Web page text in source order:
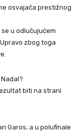
osvajača prestižnog
u odlučujućem
zbog toga
biti na strani
Garos, a u polufinale